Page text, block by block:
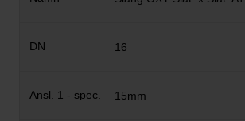
16
15mm